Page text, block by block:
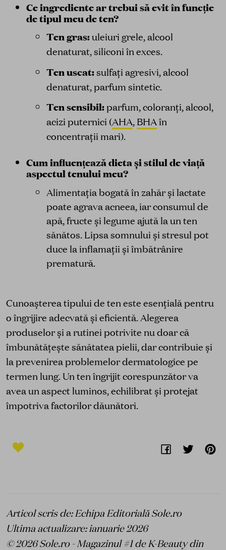
Ce ingrediente ar trebui să evit în funcție
de tipul meu de ten?
Ten gras:uleiuri grele, alcool
denaturat, siliconi în exces.
Ten uscat:sulfați agresivi, alcool
denaturat, parfum sintetic.
Ten sensibil: parfum, coloranți, alcool,
acizi puternici (AHA, BHAîn
concentrații mari).
Cum influențează dieta și stilul de viață
aspectul tenului meu?
Alimentația bogată în zahăr și lactate
poate agrava acneea, iar consumul de
apă, fructe și legume ajută la un ten
sănătos. Lipsa somnului și stresul pot
duce la inflamații și îmbătrânire
prematură.
Cunoașterea tipului de ten este esențială pentru
o îngrijire adecvată și eficientă. Alegerea
produselor și a rutinei potrivite nu doar că
îmbunătățește sănătatea pielii, dar contribuie și
la prevenirea problemelor dermatologice pe
termen lung. Un ten îngrijit corespunzător va
avea un aspect luminos, echilibrat și protejat
împotriva factorilor dăunători.
Articol scris de: Echipa Editorială Sole.ro
Ultima actualizare: ianuarie 2026
© 2026 Sole.ro - Magazinul #1 de K-Beauty din